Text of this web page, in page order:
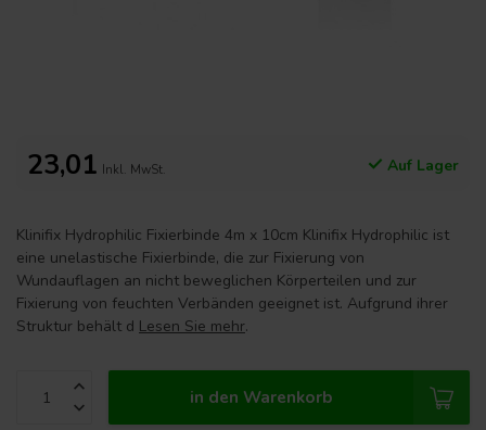
23,01 Inkl. MwSt. Auf Lager
Klinifix Hydrophilic Fixierbinde 4m x 10cm Klinifix Hydrophilic ist
eine unelastische Fixierbinde, die zur Fixierung von
Wundauflagen an nicht beweglichen Körperteilen und zur
Fixierung von feuchten Verbänden geeignet ist. Aufgrund ihrer
Struktur behält d Lesen Sie mehr.
in den Warenkorb